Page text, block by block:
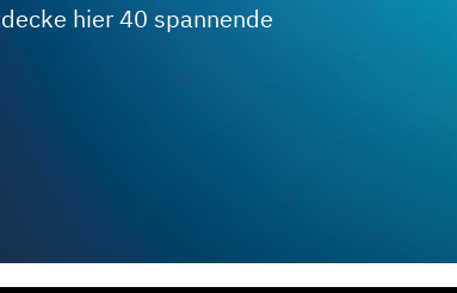
hier 40 spannende